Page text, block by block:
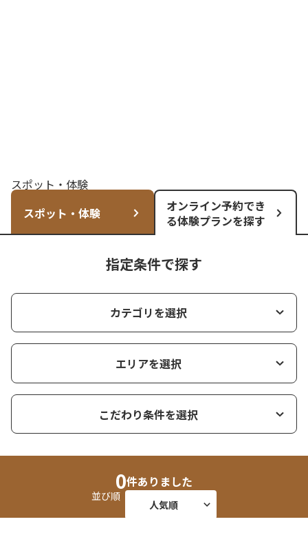
スポット・体験
スポット・体験
オンライン予約でき
る体験プランを探す
指定条件で探す
カテゴリを選択
エリアを選択
こだわり条件を選択
0件ありました
並び順
人気順